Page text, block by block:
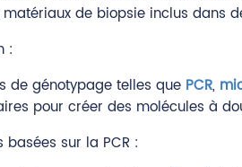
de biopsie inclus dans
:
de génotypage telles que PCR,
pour créer des molécules à
basées sur la PCR :